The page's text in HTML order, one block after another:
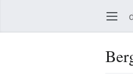
Åpne hovedmenyen